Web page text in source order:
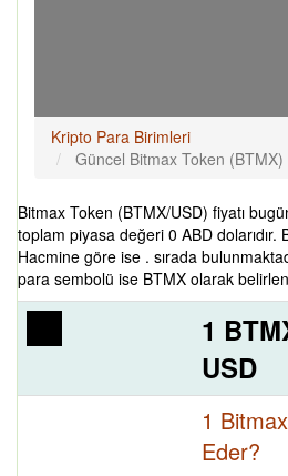
Kripto Para Birimleri
Güncel Bitmax Token (BTMX)
Bitmax Token (BTMX/USD) fiyatı
toplam piyasa değeri 0 ABD dolarıdır.
Hacmine göre ise . sırada
para sembolü ise BTMX olarak
1
USD
1
Eder?